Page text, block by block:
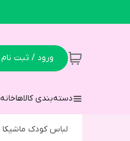
ورود / ثبت نام
دسته‌بندی کالاهاخانه
لباس کودک ماشیکا